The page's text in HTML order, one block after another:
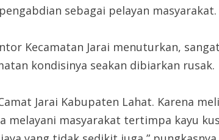
sebagai pelayan masyarakat.
Kecamatan Jarai menuturkan,
kondisinya seakan dibiarkan rusak.
Jarai Kabupaten Lahat. Karena
melayani masyarakat tertimpa kayu